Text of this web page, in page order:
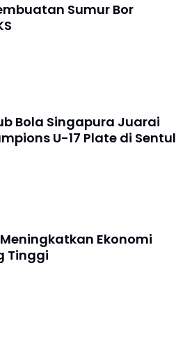
Sumur Bor
Bola Singapura Juarai
U-17 Plate di Sentul
Ekonomi
Tinggi